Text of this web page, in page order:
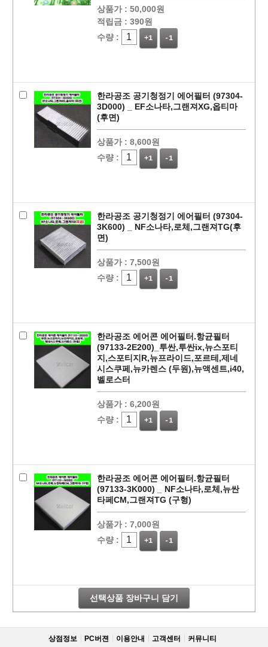
페이코 라이
구매
상품가 : 50,000원
적립금 : 390원
수량 :
+1 -1
한라공조 공기청정기 에어필터 (97304-
3D000) _ EF소나타,그랜져XG,옵티마
(후면)
상품가 : 8,600원
수량 :
+1 -1
한라공조 공기청정기 에어필터 (97304-
3K600) _ NF소나타,로체,그랜져TG(후
면)
상품가 : 7,500원
수량 :
+1 -1
한라공조 에어콘 에어필터.항균필터
(97133-2E200)_투싼,투싼ix,뉴스포티
지,스포티지R,뉴프라이드,포르테,제네
시스쿠페,뉴카렌스 (두원),뉴액센트,i40,
벨로스터
상품가 : 6,200원
수량 :
+1 -1
한라공조 에어콘 에어필터.항균필터
(97133-3K000) _ NF소나타,로체,뉴싼
타페CM,그랜져TG (구형)
상품가 : 7,000원
수량 :
+1 -1
선택상품 장바구니 담기
상점정보 PC버젼 이용안내 고객센터 커뮤니티